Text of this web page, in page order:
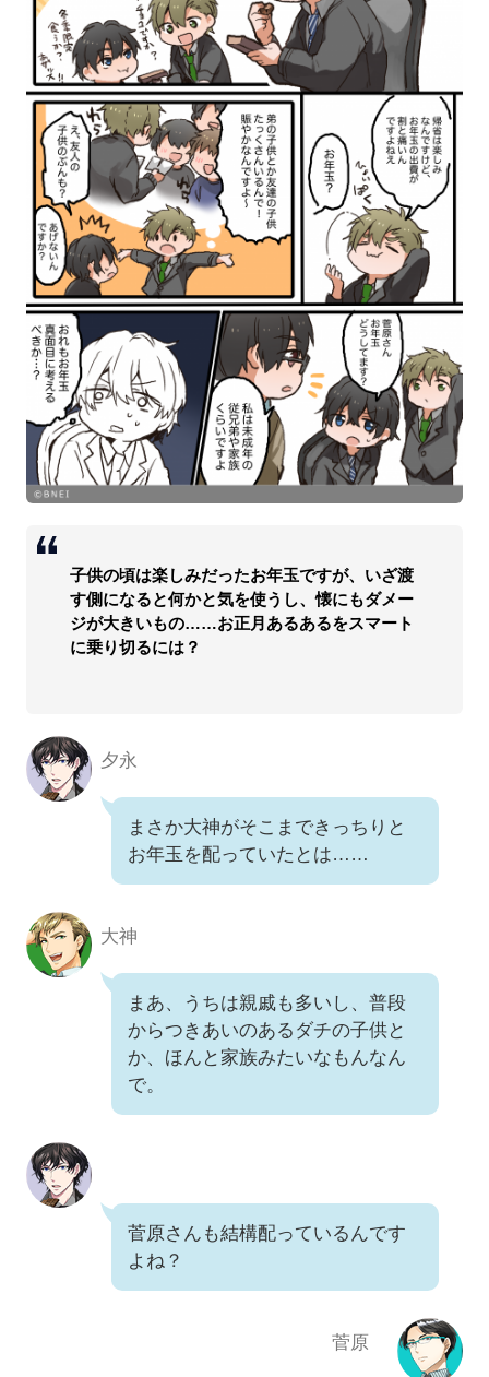
子供の頃は楽しみだったお年玉ですが、いざ渡
す側になると何かと気を使うし、懐にもダメー
ジが大きいもの……お正月あるあるをスマート
に乗り切るには？
夕永
まさか大神がそこまできっちりと
お年玉を配っていたとは……
大神
まあ、うちは親戚も多いし、普段
からつきあいのあるダチの子供と
か、ほんと家族みたいなもんなん
で。
菅原さんも結構配っているんです
よね？
菅原